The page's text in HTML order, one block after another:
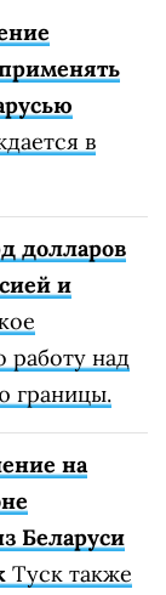
в
долларов
и
работу над
границы.
на
Беларуси
Туск также